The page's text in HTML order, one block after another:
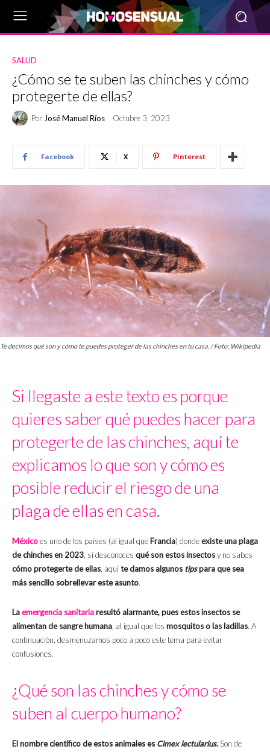
SALUD
¿Cómo se te suben las chinches y cómo
protegerte de ellas?
Por José Manuel Ríos Octubre 3, 2023
Facebook X Pinterest
Te decimos qué son y cómo te puedes proteger de las chinches en tu casa. / Foto: Wikipedia
Si llegaste a este texto es porque
quieres saber qué puedes hacer para
protegerte de las chinches, aquí te
explicamos lo que son y cómo es
posible reducir el riesgo de una
plaga de ellas en casa.
Méxicoes uno de los países (al igual que Francia) dondeexiste una plaga
de chinches en 2023, si desconoces qué son estos insectosy no sabes
cómoprotegerte de ellas, aquíte damos algunos tipspara que sea
más sencillo sobrellevar este asunto.
Laemergencia sanitariaresultó alarmante, pues estos insectos se
alimentan de sangre humana, al igual que los mosquitos o las ladillas. A
continuación, desmenuzamos poco a poco este tema para evitar
confusiones.
¿Qué son las chinches y cómo se
suben al cuerpo humano?
El nombre científico de estos animales es Cimex lectularius. Son de